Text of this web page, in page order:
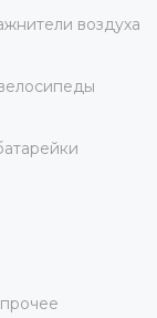
воздуха